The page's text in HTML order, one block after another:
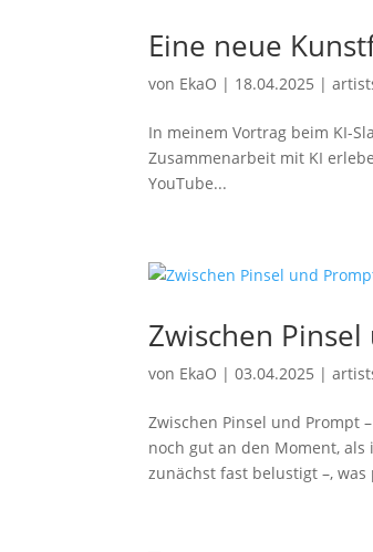
Eine neue
von EkaO | 18.04.2025 |
In meinem Vortrag beim KI-
Zusammenarbeit mit KI
YouTube...
Zwischen
von EkaO |03.04.2025 |
Zwischen Pinsel und Prompt
noch gut an den Moment, als
zunächst fast belustigt –, was